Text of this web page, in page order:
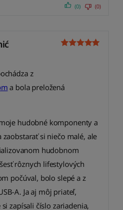
(0) (0)
z
a bola preložená
hudobné komponenty a
si niečo malé, ale
hudobnom
rôznych lifestylových
počúval, bolo slepé a z
A. Ja aj môj priateľ,
zapísali číslo zariadenia,